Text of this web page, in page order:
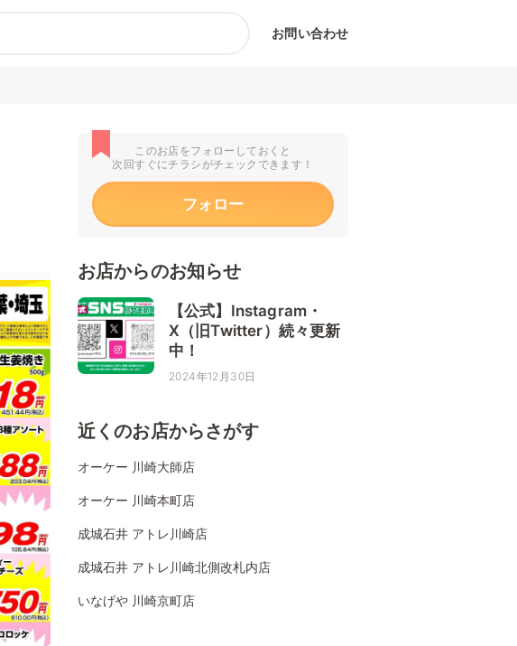
お問い合わせ
このお店をフォローしておくと
次回すぐにチラシがチェックできます！
フォロー
お店からのお知らせ
【公式】Instagram・
X（旧Twitter）続々更新
中！
2024年12月30日
近くのお店からさがす
オーケー 川崎大師店
オーケー 川崎本町店
成城石井 アトレ川崎店
成城石井 アトレ川崎北側改札内店
いなげや 川崎京町店